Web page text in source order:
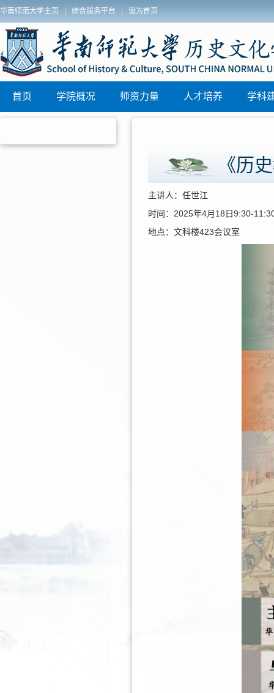
华南师范大学主页 综合服务平台 设为首页
院2025年秋季博士学位论文答辩安排
历史文化学
区)联动教研
首页 学院概况 师资力量 人才培养 学科
《历
主讲人：任世江
时间：2025年4月18日9:30-
地点：文科楼423会议室